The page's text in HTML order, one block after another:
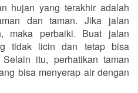
hujan yang terakhir adalah
dan taman. Jika jalan
maka perbaiki. Buat jalan
tidak licin dan tetap bisa
itu, perhatikan taman
bisa menyerap air dengan